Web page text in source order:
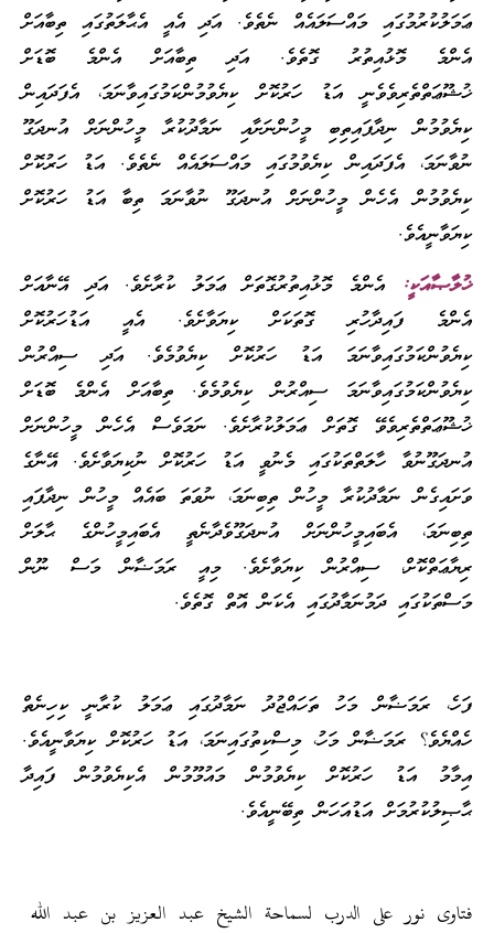
ޢަމަލުކުރުމުގައި މައްސަލައެއް ނެތެވެ. އަދި އެއީ އެޙާލަތުގައި ތިބާއަށް
އެންމެ މޮޅުއިތުރު ގޮތެވެ. އަދި ތިބާއަށް އެންމެ ބޮޑަށް
ޚުޝޫޢަތްތެރިވެވެނީ އަޑު ހަރުކޮށް ކިޔެވުމުންކަމުގައިވާނަމަ، އެފަދައިން
ކިޔެވުމުން ނިދާފައިތިބި މީހުންނަށާއި ނަމާދުކުރާ މީހުންނަށް އުނދަގޫ
ނުވާނަމަ، އެފަދައިން ކިޔެވުމުގައި މައްސަލައެއް ނެތެވެ. އަޑު ހަރުކޮށް
ކިޔެވުމުން އެހެން މީހުންނަށް އުނދަގޫ ނުވާނަމަ ތިބާ އަޑު ހަރުކޮށް
ކިޔަވާނީއެވެ.
ޚުލާޞާއަކީ:
އެންމެ މޮޅުއިތުރުގޮތަށް ޢަމަލު ކުރާށެވެ. އަދި އޭނާއަށް
އެންމެ ފައިދާހުރި ގޮތަކަށް ކިޔަވާށެވެ. އެއީ އަޑުހަރުކޮށް
ކިޔެވުންކަމުގައިވާނަމަ އަޑު ހަރުކޮށް ކިޔެވުމެވެ. އަދި ސިއްރުން
ކިޔެވުންކަމުގައިވާނަމަ ސިއްރުން ކިޔެވުމެވެ. ތިބާއަށް އެންމެ ބޮޑަށް
ޚުޝޫޢަތްތެރިވެވޭ ގޮތަށް ޢަމަލުކުރާށެވެ. ނަމަވެސް އެހެން މީހުންނަށް
އުނދަގޫނުވާ ހާލަތްތަކުގައި މެނުވީ އަޑު ހަރުކޮށް ނުކިޔަވާށެވެ. އޭނާގެ
ވަށައިގެން ނަމާދުކުރާ މީހުން ތިބިނަމަ، ނުވަތަ ބައެއް މީހުން ނިދާފައި
ތިބިނަމަ، އެބައިމީހުންނަށް އުނދަގޫވެދާނެތީ އެބައިމީހުންގެ ޙާލަށް
ރިޔާޢަތްކޮށް، ސިއްރުން ކިޔަވާށެވެ. މިއީ ރަމަޟާން މަސް ނޫން
މަސްތަކުގައި ދަމުނަމާދުގައި އެކަން އޮތް ގޮތެވެ.
ފަހެ، ރަމަޟާން މަހު ތަހައްޖުދު ނަމާދުގައި ޢަމަލު ކުރާނީ ކިހިނެތް
ހެއްޔެވެ؟ ރަމަޟާން މަހު، މިސްކިތުގައިނަމަ، އަޑު ހަރުކޮށް ކިޔަވާނީއެވެ.
އިމާމު އަޑު ހަރުކޮށް ކިޔެވުމުން މައުމޫމުން އެކިޔެވުމުން ފައިދާ
ޙާޞިލުކުރުމަށް އަޑުއަހަން ތިބޭނީއެވެ.
فتاوى نور على الدرب لسماحة الشيخ عبد العزيز بن عبد الله